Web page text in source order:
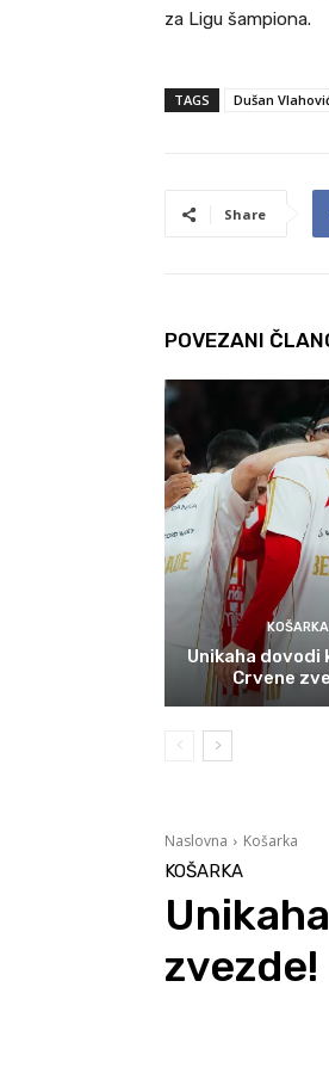
za Ligu šampiona.
TAGS Dušan
Share
POVEZANI
KOŠARKA
Unikaha dovodi
Crvene